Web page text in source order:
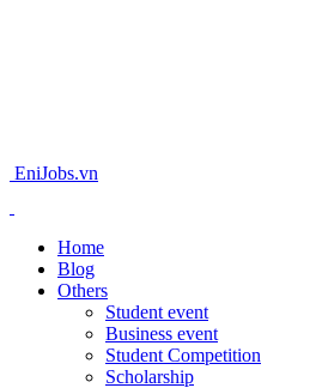
EniJobs.vn
Home
Blog
Others
Student event
Business event
Student Competition
Scholarship